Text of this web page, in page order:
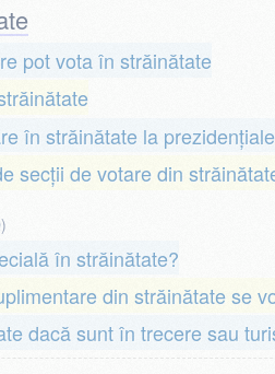
pot vota în străinătate
în străinătate la prezidențiale
secții de votare din
în străinătate?
din străinătate se
dacă sunt în trecere sau